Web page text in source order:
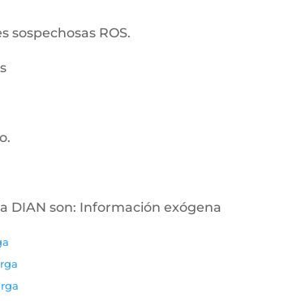
sospechosas ROS.
DIAN son: Información exógena